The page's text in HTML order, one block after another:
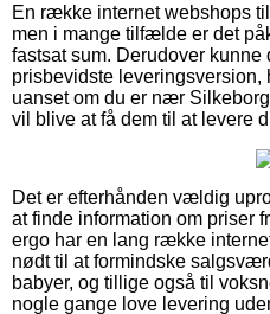
En række internet webshops
men i mange tilfælde er det
fastsat sum. Derudover kunne
prisbevidste
uanset om du er nær
vil blive at få dem til at levere
Det er efterhånden vældig
at finde information om priser
ergo har en lang række
nødt til at formindske
babyer, og tillige også til
nogle gange love levering